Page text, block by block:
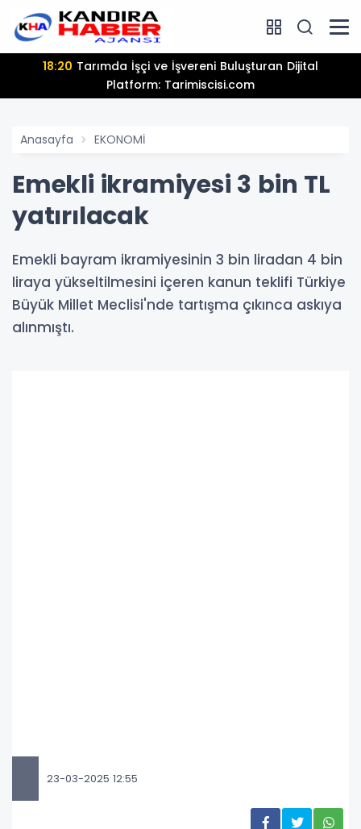
18:20
Platform: Tarimiscisi.com
Anasayfa EKONOMİ
Emekli ikramiyesi 3 bin TL
yatırılacak
Emekli bayram ikramiyesinin 3 bin liradan 4 bin
liraya yükseltilmesini içeren kanun teklifi Türkiye
Büyük Millet Meclisi'nde tartışma çıkınca askıya
alınmıştı.
23-03-2025 12:55